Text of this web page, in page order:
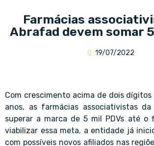
Farmácias
Abrafad devem somar
19/07/2022
Com crescimento acima de dois
anos, as farmácias associativistas
superar a marca de 5 mil PDVs até o
viabilizar essa meta, a entidade já
com possíveis novos afiliados nas